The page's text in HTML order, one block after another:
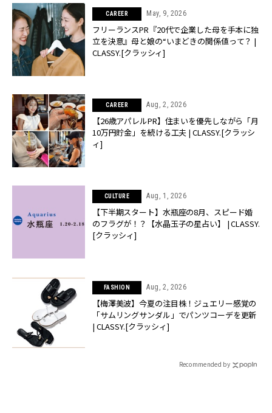
CAREER May, 9, 2026
フリーランスPR『20代で企業した母を手本に独
立を決意』母と娘の“いまどきの関係値って？ |
CLASSY.[クラッシィ]
CAREER Aug, 2, 2026
【26歳アパレルPR】住まいを優先しながら「月
10万円貯金」を続ける工夫 | CLASSY.[クラッシ
ィ]
CULTURE Aug, 1, 2026
【下半期スタート】水瓶座の8月、スピード婚
のフラグが！？【水晶玉子の星占い】 | CLASSY.
[クラッシィ]
FASHION Aug, 2, 2026
【梅澤美波】今夏の注目株！ジュエリー感覚の
「サムリングサンダル」でパンツコーデを更新
| CLASSY.[クラッシィ]
Recommended by